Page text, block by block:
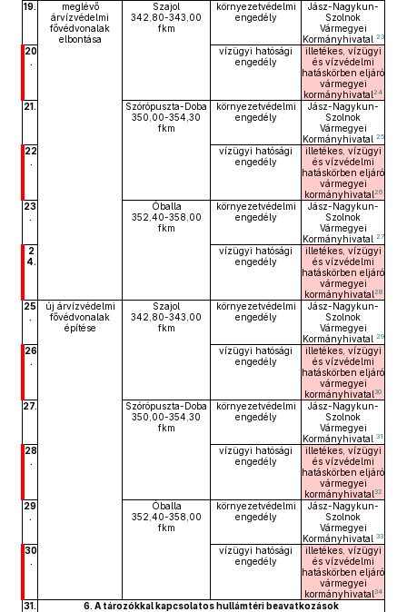
19.
meglévő
árvízvédelmi
fővédvonalak
elbontása
Szajol
342,80-343,00
fkm
környezetvédelmi
engedély
Jász-Nagykun-
Szolnok
Vármegyei
Kormányhivatal 23
20
.
vízügyi hatósági
engedély
illetékes, vízügyi
és vízvédelmi
hatáskörben eljáró
vármegyei
kormányhivatal24
21.
Szórópuszta-Doba
350,00-354,30
fkm
környezetvédelmi
engedély
Jász-Nagykun-
Szolnok
Vármegyei
Kormányhivatal 25
22
.
vízügyi hatósági
engedély
illetékes, vízügyi
és vízvédelmi
hatáskörben eljáró
vármegyei
kormányhivatal26
23
.
Óballa
352,40-358,00
fkm
környezetvédelmi
engedély
Jász-Nagykun-
Szolnok
Vármegyei
Kormányhivatal 27
2
4.
vízügyi hatósági
engedély
illetékes, vízügyi
és vízvédelmi
hatáskörben eljáró
vármegyei
kormányhivatal28
25
.
új árvízvédelmi
fővédvonalak
építése
Szajol
342,80-343,00
fkm
környezetvédelmi
engedély
Jász-Nagykun-
Szolnok
Vármegyei
Kormányhivatal 29
26
.
vízügyi hatósági
engedély
illetékes, vízügyi
és vízvédelmi
hatáskörben eljáró
vármegyei
kormányhivatal30
27.
Szórópuszta-Doba
350,00-354,30
fkm
környezetvédelmi
engedély
Jász-Nagykun-
Szolnok
Vármegyei
Kormányhivatal 31
28
.
vízügyi hatósági
engedély
illetékes, vízügyi
és vízvédelmi
hatáskörben eljáró
vármegyei
kormányhivatal32
29
.
Óballa
352,40-358,00
fkm
környezetvédelmi
engedély
Jász-Nagykun-
Szolnok
Vármegyei
Kormányhivatal 33
30
.
vízügyi hatósági
engedély
illetékes, vízügyi
és vízvédelmi
hatáskörben eljáró
vármegyei
kormányhivatal34
31.
6. A tározókkal kapcsolatos hullámtéri beavatkozások